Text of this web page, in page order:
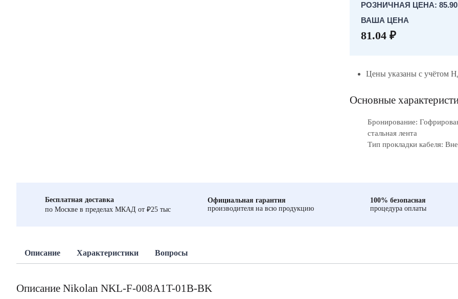
РОЗНИЧНАЯ ЦЕНА:
ВАША ЦЕНА
81.04 ₽
Цены указаны с учётом
Основные
Бронирование:
стальная лента
Тип прокладки кабеля:
Бесплатная доставка
по Москве в пределах МКАД от ₽25 тыс
Официальная гарантия
производителя на всю продукцию
100% безопасная
процедура оплаты
Описание Характеристики Вопросы
Описание Nikolan NKL-F-008A1T-01B-BK